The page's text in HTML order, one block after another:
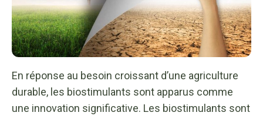
En réponse au besoin croissant d’une agriculture
durable, les biostimulants sont apparus comme
une innovation significative. Les biostimulants sont